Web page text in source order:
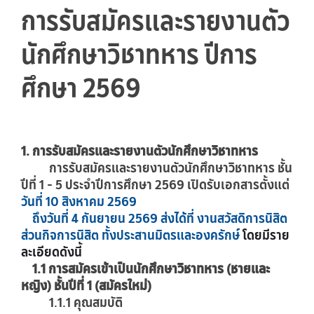
การรับสมัครและรายงานตัว
นักศึกษาวิชาทหาร ปีการ
ศึกษา 2569
1. การรับสมัครและรายงานตัวนักศึกษาวิชาทหาร
การรับสมัครและรายงานตัวนักศึกษาวิชาทหาร ชั้น
ปีที่ 1 - 5 ประจำปีการศึกษา 2569 เปิดรับเอกสารตั้งแต่
วันที่ 10 สิงหาคม 2569
ถึงวันที่ 4 กันยายน 2569 ส่งได้ที่ งานสวัสดิการนิสิต
ส่วนกิจการนิสิต ทั้งประสานมิตรและองครักษ์โดยมีราย
ละเอียดดังนี้
1.1 การสมัครเข้าเป็นนักศึกษาวิชาทหาร (ชายและ
หญิง) ชั้นปีที่ 1 (สมัครใหม่)
1.1.1 คุณสมบัติ